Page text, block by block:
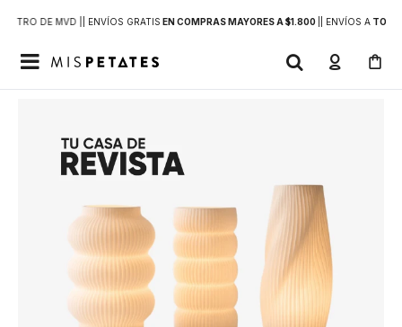
DE MVD | | ENVÍOS GRATIS EN COMPRAS MAYORES A $1.800 | ENVÍOS ATODO
